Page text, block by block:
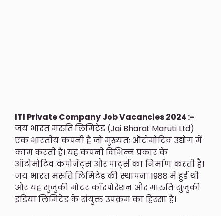
ITI Private Company Job Vacancies 2024 :-
जय भारत मरुति लिमिटेड (Jai Bharat Maruti Ltd)
एक भारतीय कंपनी है जो मुख्यतः ऑटोमोटिव उद्योग में
काम करती है। यह कंपनी विभिन्न प्रकार के
ऑटोमोटिव कंपोनेंट्स और पार्ट्स का निर्माण करती है।
जय भारत मरुति लिमिटेड की स्थापना 1988 में हुई थी
और यह सुजुकी मोटर कॉरपोरेशन और मारुति सुजुकी
इंडिया लिमिटेड के संयुक्त उपक्रम का हिस्सा है।